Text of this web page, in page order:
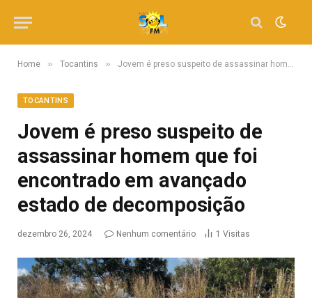
Home » Tocantins » Jovem é preso suspeito de assassinar homem que foi encontrado em avançado estado de decomposição
TOCANTINS
Jovem é preso suspeito de
assassinar homem que foi
encontrado em avançado
estado de decomposição
dezembro 26, 2024 Nenhum comentário 1 Visitas